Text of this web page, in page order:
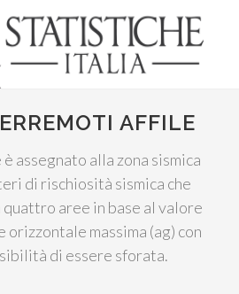
AFFILE
assegnato alla zona sismica
di rischiosità sismica che
aree in base al valore
massima (ag) con
di essere sforata.